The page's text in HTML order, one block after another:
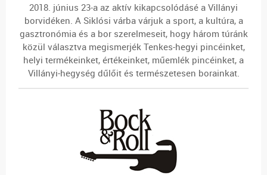
2018. június 23-a az aktív kikapcsolódásé a Villányi
borvidéken. A Siklósi várba várjuk a sport, a kultúra, a
gasztronómia és a bor szerelmeseit, hogy három túránk
közül választva megismerjék Tenkes-hegyi pincéinket,
helyi termékeinket, értékeinket, műemlék pincéinket, a
Villányi-hegység dűlőit és természetesen borainkat.